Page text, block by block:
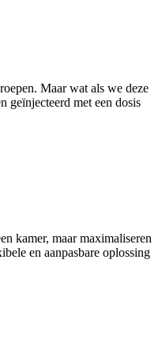
Maar wat als we deze
geïnjecteerd met een dosis
kamer, maar maximaliseren
en aanpasbare oplossing